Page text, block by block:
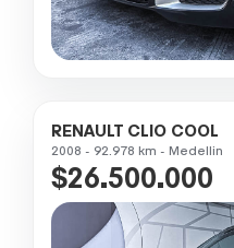
RENAULT CLIO COOL
2008 - 92.978 km - Medellin
$26.500.000